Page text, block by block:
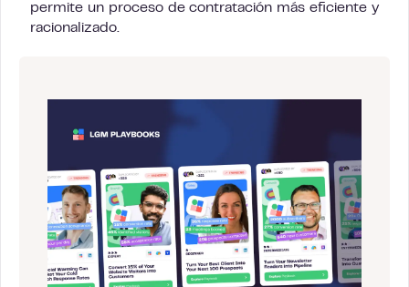
permite un proceso de contratación más eficiente y
racionalizado.